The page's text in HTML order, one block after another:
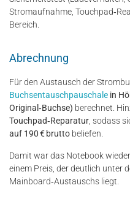
Stromaufnahme,
Bereich.
Abrechnung
Für den Austausch der
Buchsentauschpauschale in
Original‑Buchse) berechnet.
Touchpad‑Reparatur, sodass
auf 190 € brutto beliefen.
Damit war das Notebook
einem Preis, der deutlich unter
Mainboard‑Austauschs liegt.